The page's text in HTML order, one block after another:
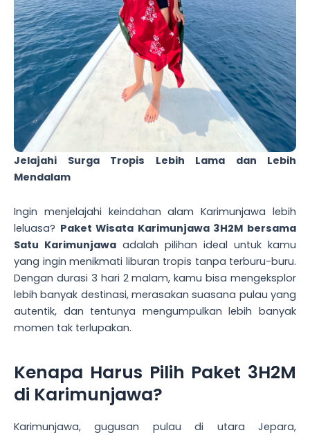
Jelajahi Surga Tropis Lebih Lama dan Lebih
Mendalam
Ingin menjelajahi keindahan alam Karimunjawa lebih
leluasa? Paket Wisata Karimunjawa 3H2M bersama
Satu Karimunjawa adalah pilihan ideal untuk kamu
yang ingin menikmati liburan tropis tanpa terburu-buru.
Dengan durasi 3 hari 2 malam, kamu bisa mengeksplor
lebih banyak destinasi, merasakan suasana pulau yang
autentik, dan tentunya mengumpulkan lebih banyak
momen tak terlupakan.
Kenapa Harus Pilih Paket 3H2M
di Karimunjawa?
Karimunjawa, gugusan pulau di utara Jepara,